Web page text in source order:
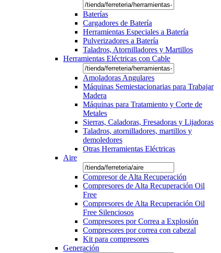
Baterías
Cargadores de Batería
Herramientas Especiales a Batería
Pulverizadores a Batería
Taladros, Atornilladores y Martillos
Herramientas Eléctricas con Cable
Amoladoras Angulares
Máquinas Semiestacionarias para Trabajar
Madera
Máquinas para Tratamiento y Corte de
Metales
Sierras, Caladoras, Fresadoras y Lijadoras
Taladros, atornilladores, martillos y
demoledores
Otras Herramientas Eléctricas
Aire
Compresor de Alta Recuperación
Compresores de Alta Recuperación Oil
Free
Compresores de Alta Recuperación Oil
Free Silenciosos
Compresores por Correa a Explosión
Compresores por correa con cabezal
Kit para compresores
Generación